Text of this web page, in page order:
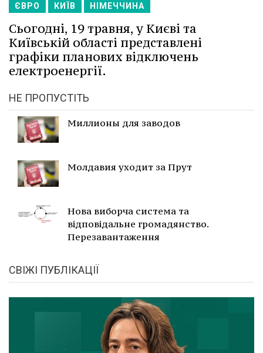
ЄВРО КИЇВ НІМЕЧЧИНА
Сьогодні, 19 травня, у Києві та
Київській області представлені
графіки планових відключень
електроенергії.
НЕ ПРОПУСТІТЬ
Миллионы для заводов
Молдавия уходит за Прут
Нова виборча система та
відповідальне громадянство.
Перезавантаження
СВІЖІ ПУБЛІКАЦІЇ